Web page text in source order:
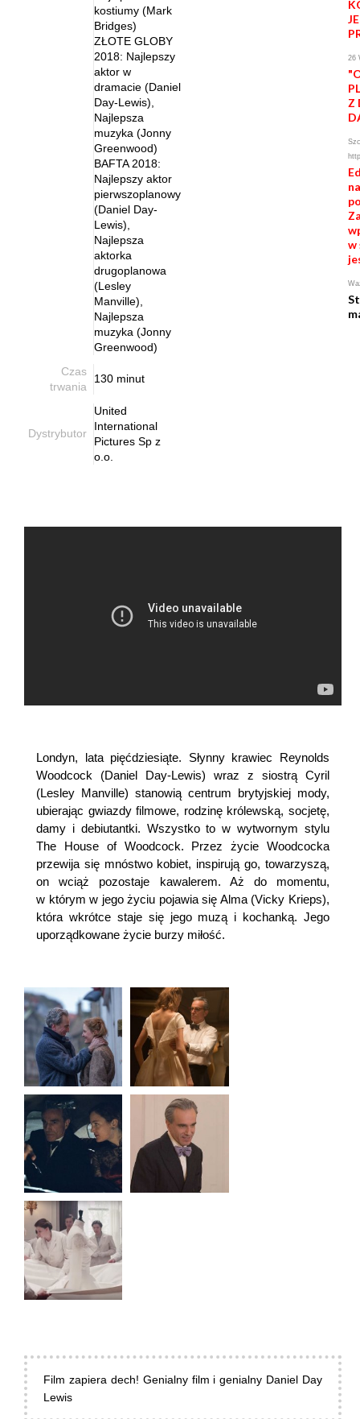
kostiumy (Mark
Bridges)
ZŁOTE GLOBY
2018: Najlepszy
aktor w
dramacie (Daniel
Day-Lewis),
Najlepsza
muzyka (Jonny
Greenwood)
BAFTA 2018:
Najlepszy aktor
pierwszoplanowy
(Daniel Day-
Lewis),
Najlepsza
aktorka
drugoplanowa
(Lesley
Manville),
Najlepsza
muzyka (Jonny
Greenwood)
Czas
trwania
130 minut
Dystrybutor
United
International
Pictures Sp z
o.o.
Londyn, lata pięćdziesiąte. Słynny krawiec Reynolds
Woodcock (Daniel Day-Lewis) wraz z siostrą Cyril
(Lesley Manville) stanowią centrum brytyjskiej mody,
ubierając gwiazdy filmowe, rodzinę królewską, socjetę,
damy i debiutantki. Wszystko to w wytwornym stylu
The House of Woodcock. Przez życie Woodcocka
przewija się mnóstwo kobiet, inspirują go, towarzyszą,
on wciąż pozostaje kawalerem. Aż do momentu,
w którym w jego życiu pojawia się Alma (Vicky Krieps),
która wkrótce staje się jego muzą i kochanką. Jego
uporządkowane życie burzy miłość.
Film zapiera dech! Genialny film i genialny Daniel Day
Lewis
26
Z
w